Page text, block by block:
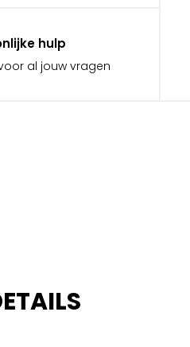
hulp
al jouw vragen